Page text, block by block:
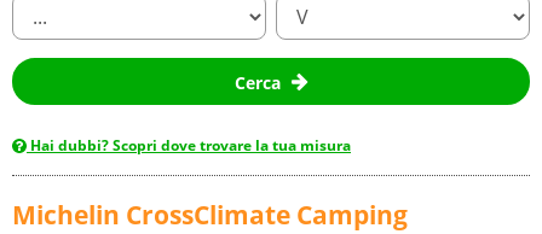
Cerca
Hai dubbi? Scopri dove trovare la tua misura
Michelin CrossClimate Camping